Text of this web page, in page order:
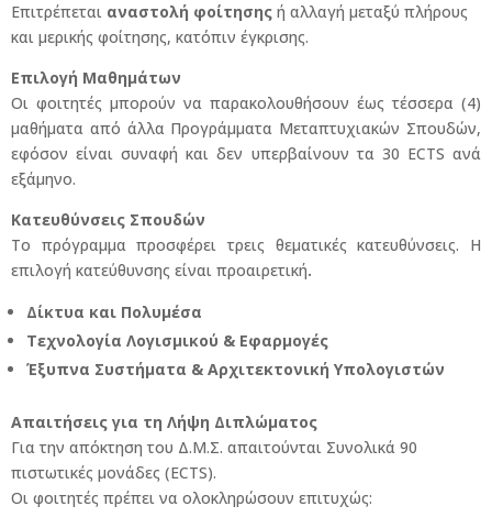
Επιτρέπεται αναστολή φοίτησης ή αλλαγή μεταξύ πλήρους
και μερικής φοίτησης, κατόπιν έγκρισης.
Επιλογή Μαθημάτων
Οι φοιτητές μπορούν να παρακολουθήσουν έως τέσσερα (4)
μαθήματα από άλλα Προγράμματα Μεταπτυχιακών Σπουδών,
εφόσον είναι συναφή και δεν υπερβαίνουν τα 30 ECTS ανά
εξάμηνο.
Κατευθύνσεις Σπουδών
Το πρόγραμμα προσφέρει τρεις θεματικές κατευθύνσεις. Η
επιλογή κατεύθυνσης είναι προαιρετική.
Δίκτυα και Πολυμέσα
Τεχνολογία Λογισμικού & Εφαρμογές
Έξυπνα Συστήματα & Αρχιτεκτονική Υπολογιστών
Απαιτήσεις για τη Λήψη Διπλώματος
Για την απόκτηση του Δ.Μ.Σ. απαιτούνται Συνολικά 90
πιστωτικές μονάδες (ECTS).
Οι φοιτητές πρέπει να ολοκληρώσουν επιτυχώς: